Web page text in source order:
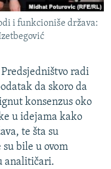
i funkcioniše država:
radi
da skoro da
konsenzus oko
u idejama kako
te šta su
bile u ovom
analitičari.